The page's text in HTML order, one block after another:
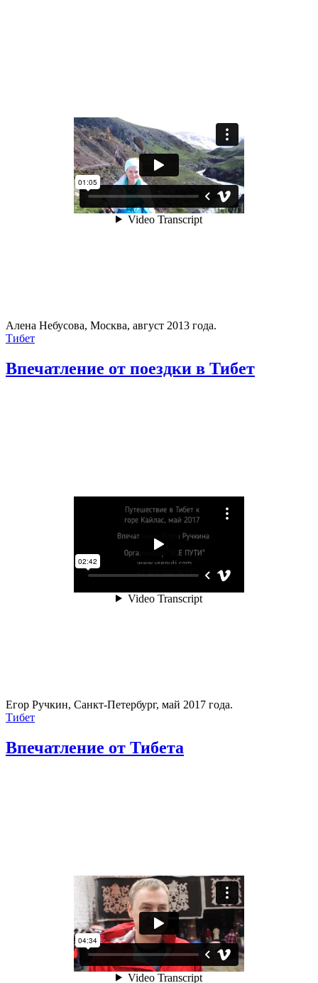
Алена Небусова, Москва, август 2013 года.
Тибет
Впечатление от поездки в Тибет
Егор Ручкин, Санкт-Петербург, май 2017 года.
Тибет
Впечатление от Тибета